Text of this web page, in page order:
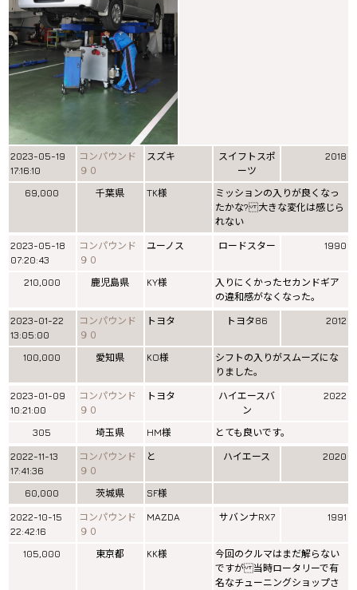
2023-05-19
17:16:10
コンパウンド
９０
スズキ
スイフトスポ
ーツ
2018
69,000 千葉県 TK様
ミッションの入りが良くなっ
たかな? 大きな変化は感じら
れない
2023-05-18
07:20:43
コンパウンド
９０
ユーノス ロードスター 1990
210,000 鹿児島県 KY様
入りにくかったセカンドギア
の違和感がなくなった。
2023-01-22
13:05:00
コンパウンド
９０
トヨタ トヨタ86 2012
100,000 愛知県 KO様
シフトの入りがスムーズにな
りました。
2023-01-09
10:21:00
コンパウンド
９０
トヨタ
ハイエースバ
ン
2022
305 埼玉県 HM様
とても良いです。
2022-11-13
17:41:36
コンパウンド
９０
と ハイエース 2020
60,000 茨城県
SF様
2022-10-15
22:42:16
コンパウンド
９０
MAZDA サバンナRX7 1991
105,000 東京都 KK様
今回のクルマはまだ解らない
ですが 当時ロータリーで有
名なチューニングショップさ